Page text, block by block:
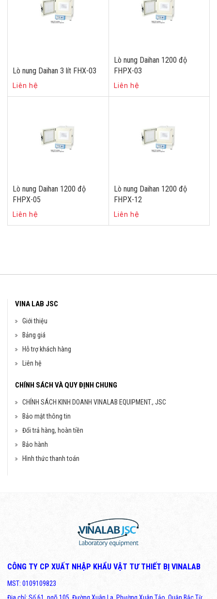
Lò nung Daihan 3 lít FHX-03
Liên hệ
Lò nung Daihan 1200 độ
FHPX-03
Liên hệ
Lò nung Daihan 1200 độ
FHPX-05
Liên hệ
Lò nung Daihan 1200 độ
FHPX-12
Liên hệ
VINA LAB JSC
Giới thiệu
Bảng giá
Hỗ trợ khách hàng
Liên hệ
CHÍNH SÁCH VÀ QUY ĐỊNH CHUNG
CHÍNH SÁCH KINH DOANH VINALAB EQUIPMENT., JSC
Bảo mật thông tin
Đổi trả hàng, hoàn tiền
Bảo hành
Hình thức thanh toán
CÔNG TY CP XUẤT NHẬP KHẨU VẬT TƯ THIẾT BỊ VINALAB
MST: 0109109823